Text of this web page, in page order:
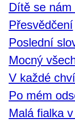
Dítě se nám
Přesvědčení
Poslední
Mocný
V každé
Po mém
Malá fialka